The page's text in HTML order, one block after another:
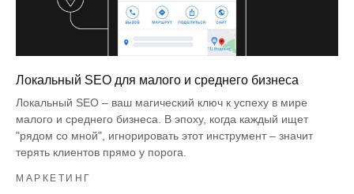
Локальный SEO для малого и среднего бизнеса
Локальный SEO – ваш магический ключ к успеху в мире
малого и среднего бизнеса. В эпоху, когда каждый ищет
"рядом со мной", игнорировать этот инструмент – значит
терять клиентов прямо у порога.
МАРКЕТИНГ